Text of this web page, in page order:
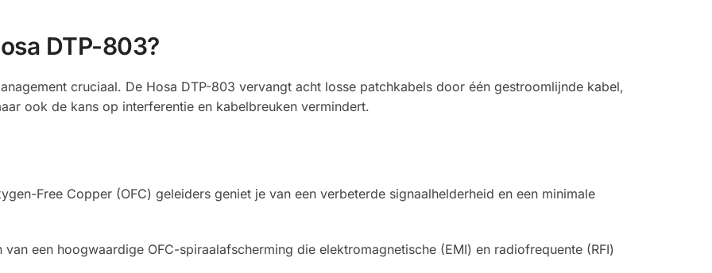
DTP-803?
cruciaal. De Hosa DTP-803 vervangt acht losse patchkabels door één gestroomlijnde kabel,
ook de kans op interferentie en kabelbreuken vermindert.
Free Copper (OFC) geleiders geniet je van een verbeterde signaalhelderheid en een minimale
een hoogwaardige OFC-spiraalafscherming die elektromagnetische (EMI) en radiofrequente (RFI)